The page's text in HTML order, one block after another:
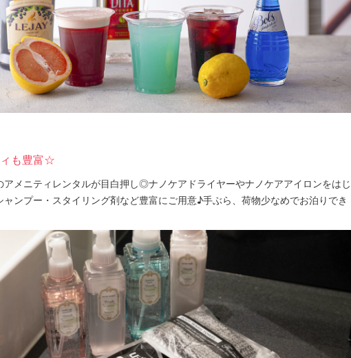
も豊富☆
アメニティレンタルが目白押し◎ナノケアドライヤーやナノケアアイロンをはじ
ャンプー・スタイリング剤など豊富にご用意♪手ぶら、荷物少なめでお泊りでき